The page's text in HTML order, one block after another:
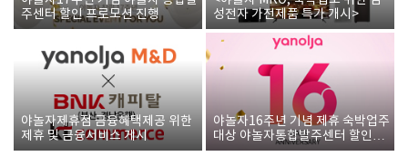
주센터 할인 프로모션 진행
성전자 가전제품 특가 개시>
야놀자제휴점 금융혜택제공 위한
제휴 및 금융서비스 게시
야놀자16주년 기념 제휴 숙박업주
대상 야놀자통합발주센터 할인쿠
폰 증정